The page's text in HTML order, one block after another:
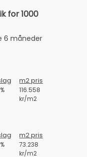
for 1000
6 måneder
m2 pris
116.558
kr/m2
m2 pris
73.238
kr/m2